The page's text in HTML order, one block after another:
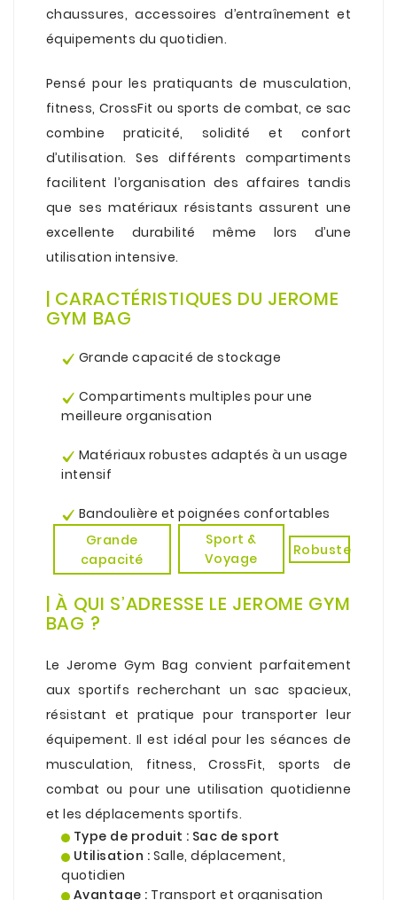
chaussures, accessoires d’entraînement et
équipements du quotidien.
Pensé pour les pratiquants de musculation,
fitness, CrossFit ou sports de combat, ce sac
combine praticité, solidité et confort
d’utilisation. Ses différents compartiments
facilitent l’organisation des affaires tandis
que ses matériaux résistants assurent une
excellente durabilité même lors d’une
utilisation intensive.
| CARACTÉRISTIQUES DU JEROME
GYM BAG
Grande capacité de stockage
Compartiments multiples pour une
meilleure organisation
Matériaux robustes adaptés à un usage
intensif
Bandoulière et poignées confortables
Grande
capacité
Sport &
Voyage
Robuste
| À QUI S’ADRESSE LE JEROME GYM
BAG ?
Le Jerome Gym Bag convient parfaitement
aux sportifs recherchant un sac spacieux,
résistant et pratique pour transporter leur
équipement. Il est idéal pour les séances de
musculation, fitness, CrossFit, sports de
combat ou pour une utilisation quotidienne
et les déplacements sportifs.
Type de produit : Sac de sport
Utilisation : Salle, déplacement,
quotidien
Avantage : Transport et organisation